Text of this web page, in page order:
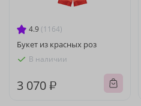
4.9 (1164)
Букет из красных роз
В наличии
3 070 ₽